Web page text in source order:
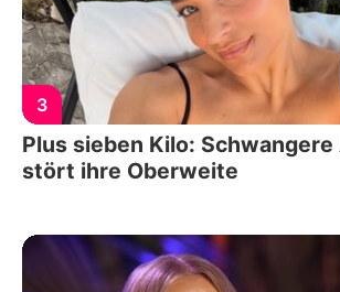
3
Plus sieben Kilo:
stört ihre Oberweite